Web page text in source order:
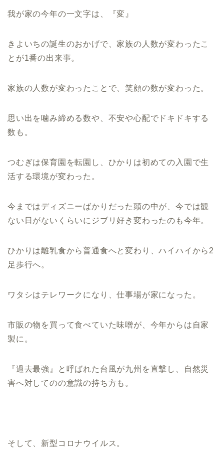
我が家の今年の一文字は、『変』
きよいちの誕生のおかげで、家族の人数が変わったこ
とが1番の出来事。
家族の人数が変わったことで、笑顔の数が変わった。
思い出を噛み締める数や、不安や心配でドキドキする
数も。
つむぎは保育園を転園し、ひかりは初めての入園で生
活する環境が変わった。
今まではディズニーばかりだった頭の中が、今では観
ない日がないくらいにジブリ好き変わったのも今年。
ひかりは離乳食から普通食へと変わり、ハイハイから2
足歩行へ。
ワタシはテレワークになり、仕事場が家になった。
市販の物を買って食べていた味噌が、今年からは自家
製に。
『過去最強』と呼ばれた台風が九州を直撃し、自然災
害へ対してのの意識の持ち方も。
そして、新型コロナウイルス。